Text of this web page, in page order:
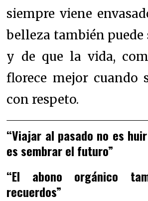
siempre viene
belleza también puede
y de que la vida,
florece mejor cuando
con respeto.
“Viajar al pasado no es
es sembrar el futuro”
“El abono orgánico
recuerdos”